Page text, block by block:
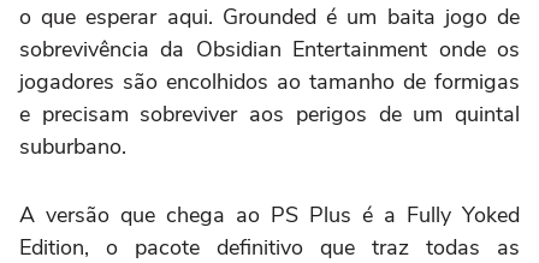
o que esperar aqui. Grounded é um baita jogo de
sobrevivência da Obsidian Entertainment onde os
jogadores são encolhidos ao tamanho de formigas
e precisam sobreviver aos perigos de um quintal
suburbano.
A versão que chega ao PS Plus é a Fully Yoked
Edition, o pacote definitivo que traz todas as